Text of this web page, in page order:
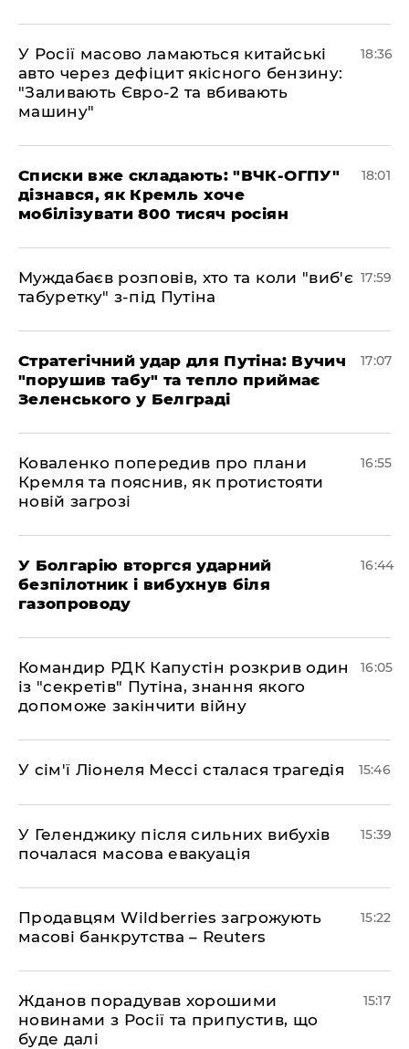
У Росії масово ламаються китайські
авто через дефіцит якісного бензину:
"Заливають Євро-2 та вбивають
машину"
18:36
Списки вже складають: "ВЧК-ОГПУ"
дізнався, як Кремль хоче
мобілізувати 800 тисяч росіян
18:01
Муждабаєв розповів, хто та коли "виб'є
табуретку" з-під Путіна
17:59
Стратегічний удар для Путіна: Вучич
"порушив табу" та тепло приймає
Зеленського у Белграді
17:07
Коваленко попередив про плани
Кремля та пояснив, як протистояти
новій загрозі
16:55
У Болгарію вторгся ударний
безпілотник і вибухнув біля
газопроводу
16:44
Командир РДК Капустін розкрив один
із "секретів" Путіна, знання якого
допоможе закінчити війну
16:05
У сім'ї Ліонеля Мессі сталася трагедія 15:46
У Геленджику після сильних вибухів
почалася масова евакуація
15:39
Продавцям Wildberries загрожують
масові банкрутства – Reuters
15:22
Жданов порадував хорошими
новинами з Росії та припустив, що
буде далі
15:17